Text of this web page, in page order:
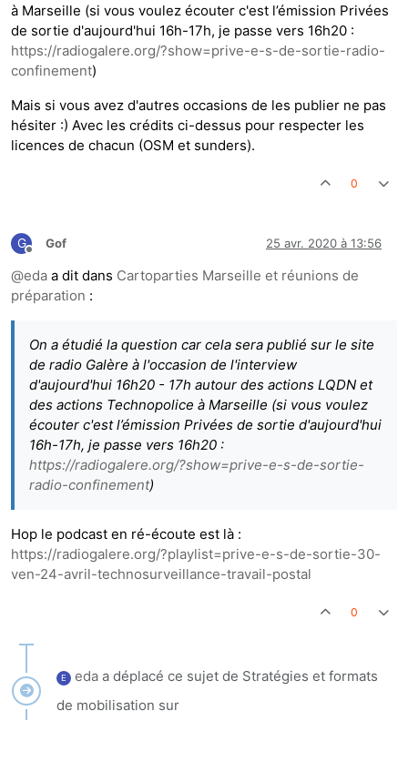
à Marseille (si vous voulez écouter c'est l’émission Privées
de sortie d'aujourd'hui 16h-17h, je passe vers 16h20 :
https://radiogalere.org/?show=prive-e-s-de-sortie-radio-
confinement)
Mais si vous avez d'autres occasions de les publier ne pas
hésiter :) Avec les crédits ci-dessus pour respecter les
licences de chacun (OSM et sunders).
0
G
Hors-ligne
Gof 25 avr. 2020 à 13:56
@eda a dit dans Cartoparties Marseille et réunions de
préparation :
On a étudié la question car cela sera publié sur le site
de radio Galère à l'occasion de l'interview
d'aujourd'hui 16h20 - 17h autour des actions LQDN et
des actions Technopolice à Marseille (si vous voulez
écouter c'est l’émission Privées de sortie d'aujourd'hui
16h-17h, je passe vers 16h20 :
https://radiogalere.org/?show=prive-e-s-de-sortie-
radio-confinement)
Hop le podcast en ré-écoute est là :
https://radiogalere.org/?playlist=prive-e-s-de-sortie-30-
ven-24-avril-technosurveillance-travail-postal
0
E eda a déplacé ce sujet de Stratégies et formats
de mobilisation sur